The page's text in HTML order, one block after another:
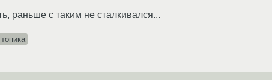
раньше с таким не сталкивался...